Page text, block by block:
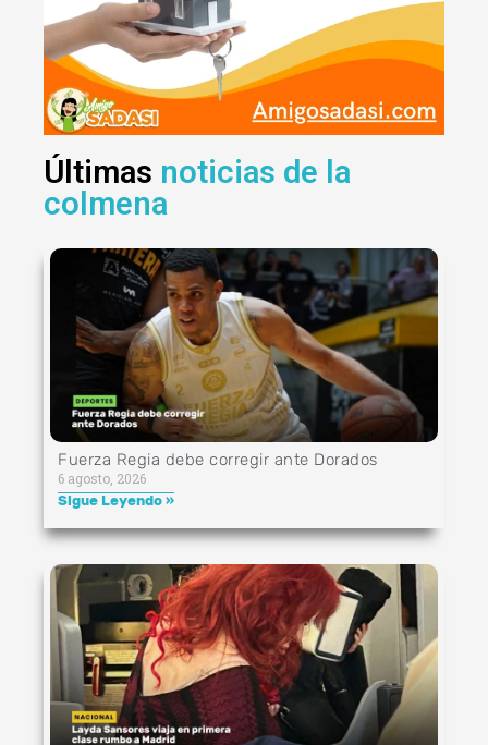
Últimas noticias de la
colmena
Fuerza Regia debe corregir ante Dorados
6 agosto, 2026
Sigue Leyendo »